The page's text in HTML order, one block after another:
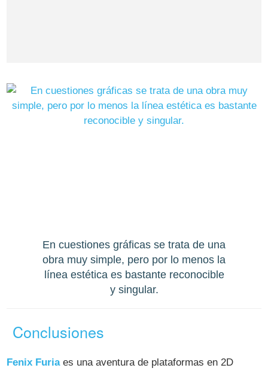
En cuestiones gráficas se trata de una
obra muy simple, pero por lo menos la
línea estética es bastante reconocible
y singular.
Conclusiones
Fenix Furiaes una aventura de plataformas en 2D